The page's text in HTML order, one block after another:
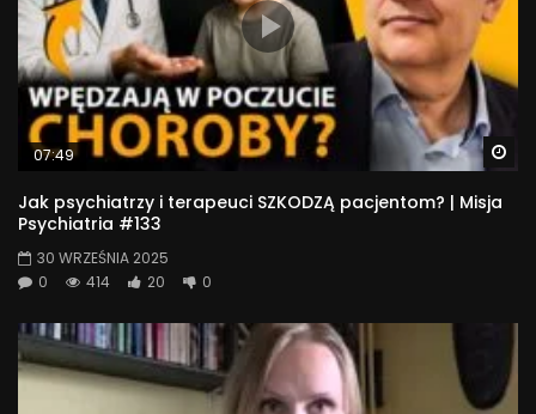
07:49
Jak psychiatrzy i terapeuci SZKODZĄ pacjentom? | Misja
Psychiatria #133
30 WRZEŚNIA 2025
0
414 20 0